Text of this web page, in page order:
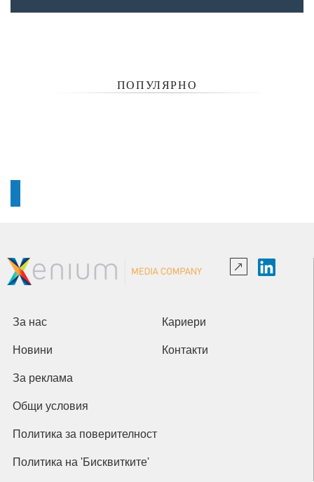
ПОПУЛЯРНО
За нас Кариери
Новини Контакти
За реклама
Общи условия
Политика за поверителност
Политика на 'Бисквитките'